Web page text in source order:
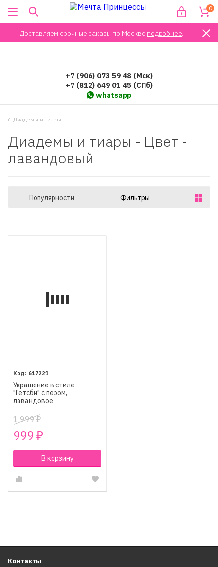
Доставляем срочные заказы по Москве подробнее.
0
+7 (906) 073 59 48 (Мск)
+7 (812) 649 01 45 (СПб)
whatsapp
Диадемы и тиары
Диадемы и тиары - Цвет -
лавандовый
Популярности Фильтры
617221
Украшение в стиле
"Гетсби" с пером,
лавандовое
1 999₽
999 ₽
В корзину
Контакты